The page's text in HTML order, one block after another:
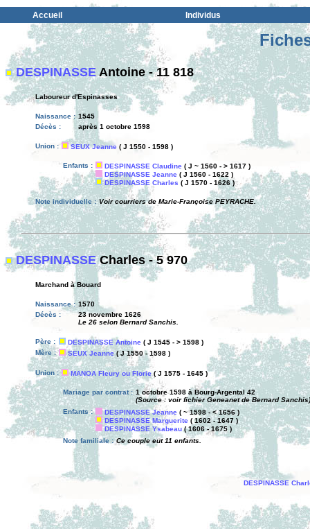
Accueil Individus
DESPINASSEAntoine - 11 818
Laboureur d'Espinasses
Naissance : 1545
Décès :
après 1 octobre 1598
Union : SEUX Jeanne ( J 1550 - 1598 )
Enfants : DESPINASSE Claudine ( J ~ 1560 - > 1617 )
DESPINASSE Jeanne ( J 1560 - 1622 )
DESPINASSE Charles ( J 1570 - 1626 )
Note individuelle : Voir courriers de Marie-Françoise PEYRACHE.
DESPINASSECharles - 5 970
Marchand à Bouard
Naissance : 1570
Décès :
23 novembre 1626
Le 26 selon Bernard Sanchis.
Père : DESPINASSE Antoine ( J 1545 - > 1598 )
Mère :
SEUX Jeanne( J 1550 - 1598 )
Union : MANOA Fleury ou Florie( J 1575 - 1645 )
Mariage par contrat : 1 octobre 1598 à Bourg-Argental 42
(Source : voir fichier Geneanet de Bernard
Enfants :
DESPINASSE Jeanne ( ~ 1598 - < 1656 )
DESPINASSE Marguerite ( 1602 - 1647 )
DESPINASSE Ysabeau( 1606 - 1675 )
Note familiale : Ce couple eut 11 enfants.
DESPINASSE